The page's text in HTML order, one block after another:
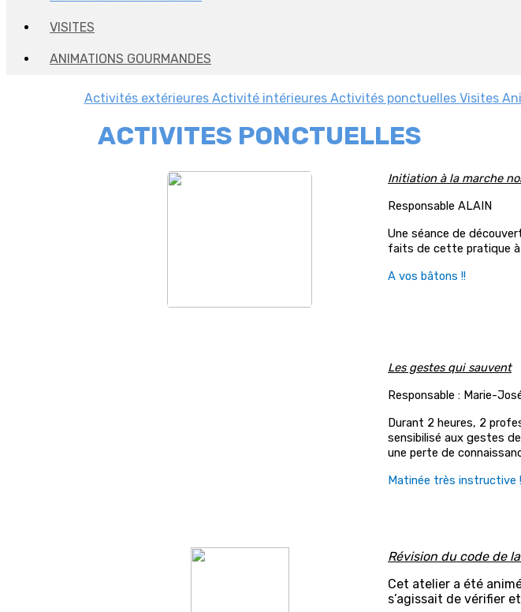
VISITES
ANIMATIONS GOURMANDES
Activités extérieures Activité intérieures Activités ponctuelles Visites
ACTIVITES PONCTUELLES
Initiation à la marche
Responsable ALAIN
Une séance de
faits de cette pratique
A vos bâtons !!
Les gestes qui sauvent
Responsable : Marie-
Durant 2 heures, 2
sensibilisé aux gestes
une perte de
Matinée très instructive
Révision du code de
Cet atelier a été
s’agissait de vérifier